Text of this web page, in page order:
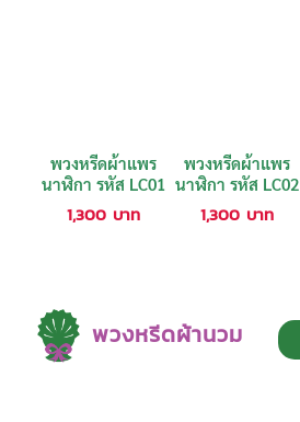
พวงหรีดผ้าแพร
นาฬิกา รหัส LC01
1,300 บาท
พวงหรีดผ้าแพร
นาฬิกา รหัส LC02
1,300 บาท
พวงหรีดผ้านวม